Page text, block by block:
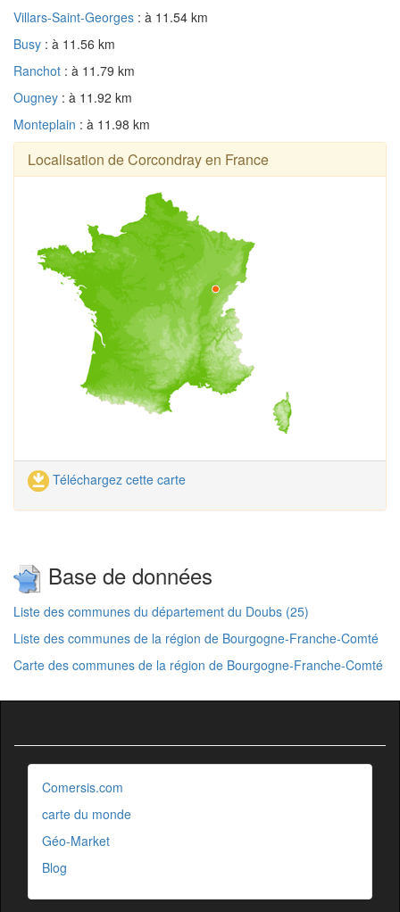
Villars-Saint-Georges : à 11.54 km
Busy : à 11.56 km
Ranchot : à 11.79 km
Ougney : à 11.92 km
Monteplain : à 11.98 km
Localisation de Corcondray en France
Téléchargez cette carte
Base de données
Liste des communes du département du Doubs (25)
Liste des communes de la région de Bourgogne-Franche-Comté
Carte des communes de la région de Bourgogne-Franche-Comté
Comersis.com
carte du monde
Géo-Market
Blog